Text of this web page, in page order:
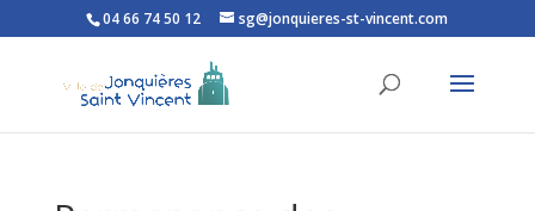
Ouvrir la barre d’outils
04 66 74 50 12 sg@jonquieres-st-vincent.com